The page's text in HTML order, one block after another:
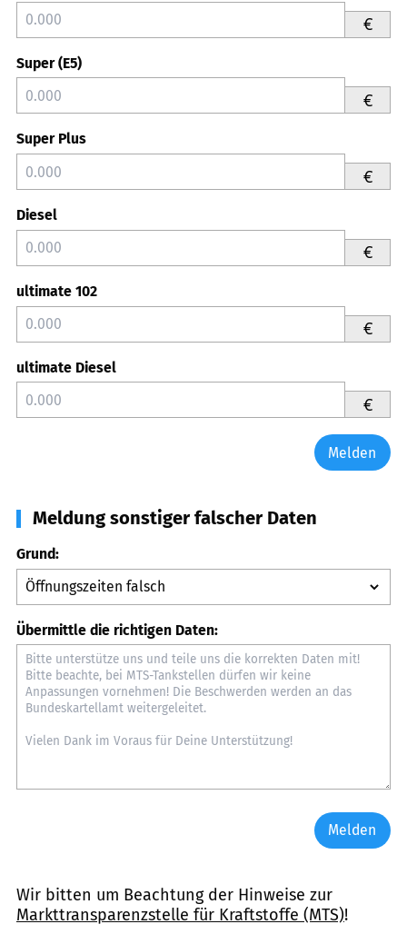
€
Super (E5)
€
Super Plus
€
Diesel
€
ultimate 102
€
ultimate Diesel
€
Melden
Meldung sonstiger falscher Daten
Grund:
Übermittle die richtigen Daten:
Melden
Wir bitten um Beachtung der Hinweise zur
Markttransparenzstelle für Kraftstoffe (MTS)!